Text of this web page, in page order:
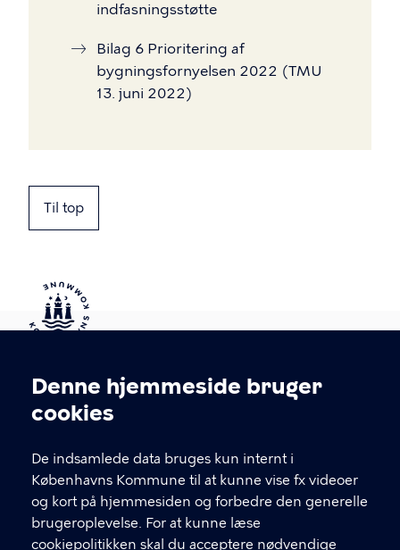
Cookieindstillinger
Denne hjemmeside bruger
cookies
De indsamlede data bruges kun internt i
Københavns Kommune til at kunne vise fx videoer
og kort på hjemmesiden og forbedre den generelle
brugeroplevelse. For at kunne læse
cookiepolitikken skal du acceptere nødvendige
indfasningsstøtte
Bilag 6 Prioritering af
bygningsfornyelsen 2022 (TMU
13. juni 2022)
Til top
Kontakt Københavns Kommune
T
fFind andre kontakter her
CVR-nummer64942212
GENVEJE